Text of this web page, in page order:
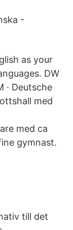
-
as your
DW
· Deutsche
med
med ca
gymnast.
till det